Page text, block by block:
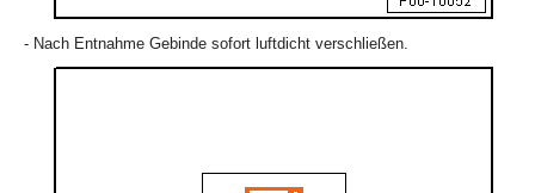
- Nach Entnahme Gebinde sofort luftdicht verschließen.